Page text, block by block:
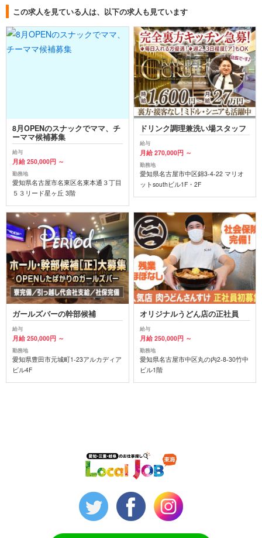
この求人を見ている人は、以下の求人も見ています
8月OPENのスナックでママ、チ
ーママ候補募集
給与
月給 250,000円 ～
勤務地
愛知県名古屋市名東区名東本通３丁目
５３リード星ヶ丘 3階
ドリンク調理兼洗い場スタッフ
給与
月給 270,000円 ～
勤務地
愛知県名古屋市中区錦3-4-22 マリオ
ットsouthビル1F・2F
ガールズバーの幹部候補
給与
月給 250,000円 ～
勤務地
愛知県豊田市元城町1-23アルカディア
ビル4F
オリジナルうどん店の正社員
給与
月給 250,000円 ～
勤務地
愛知県名古屋市中区丸の内2-8-30竹中
ビル1階